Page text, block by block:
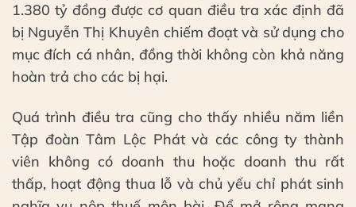
1.380 tỷ đồng được cơ quan điều tra xác định đã
bị Nguyễn Thị Khuyên chiếm đoạt và sử dụng cho
mục đích cá nhân, đồng thời không còn khả năng
hoàn trả cho các bị hại.
Quá trình điều tra cũng cho thấy nhiều năm liền
Tập đoàn Tâm Lộc Phát và các công ty thành
viên không có doanh thu hoặc doanh thu rất
thấp, hoạt động thua lỗ và chủ yếu chỉ phát sinh